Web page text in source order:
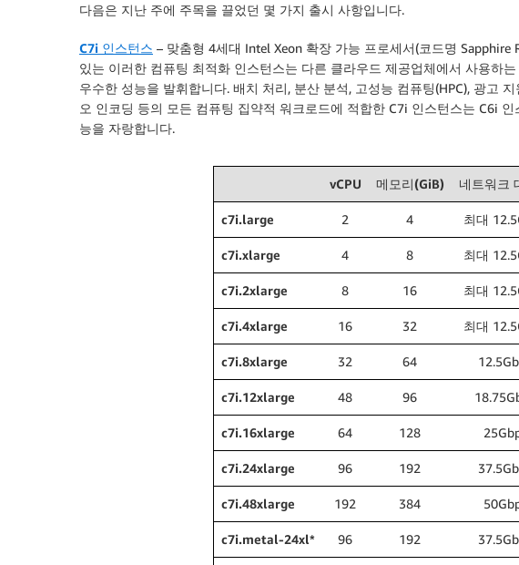
다음은 지난 주에 주목을 끌었던 몇 가지 출시 사항입니다.
C7i 인스턴스 – 맞춤형 4세대 Intel Xeon 확장 가능 프로세서(코드명 Sapphire
있는 이러한 컴퓨팅 최적화 인스턴스는 다른 클라우드 제공업체에서 사용하
우수한 성능을 발휘합니다. 배치 처리, 분산 분석, 고성능 컴퓨팅(HPC), 광고
오 인코딩 등의 모든 컴퓨팅 집약적 워크로드에 적합한 C7i 인스턴스는 C6i
능을 자랑합니다.
vCPU 메모리(GiB) 네트워크
c7i.large 2 4 최대
c7i.xlarge 4 8 최대
c7i.2xlarge 8 16 최대
c7i.4xlarge 16 32 최대
c7i.8xlarge 32 64
c7i.12xlarge 48 96
c7i.16xlarge 64 128
c7i.24xlarge 96 192
c7i.48xlarge 192 384
c7i.metal-24xl* 96 192